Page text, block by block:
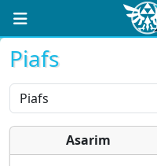
Piafs
Asarim